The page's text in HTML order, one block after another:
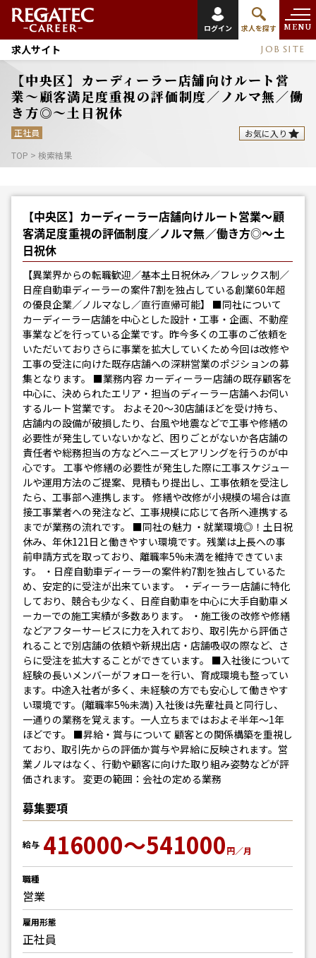
ログイン 求人を探す MENU
求人サイト JOB SITE
【中央区】カーディーラー店舗向けルート営
業〜顧客満足度重視の評価制度／ノルマ無／働
き方◎〜土日祝休
正社員
お気に入り
TOP > 検索結果
【中央区】カーディーラー店舗向けルート営業〜顧
客満足度重視の評価制度／ノルマ無／働き方◎〜土
日祝休
【異業界からの転職歓迎／基本土日祝休み／フレックス制／
日産自動車ディーラーの案件7割を独占している創業60年超
の優良企業／ノルマなし／直行直帰可能】 ■同社について
カーディーラー店舗を中心とした設計・工事・企画、不動産
事業などを行っている企業です。昨今多くの工事のご依頼を
いただいておりさらに事業を拡大していくため今回は改修や
工事の受注に向けた既存店舗への深耕営業のポジションの募
集となります。 ■業務内容 カーディーラー店舗の既存顧客を
中心に、決められたエリア・担当のディーラー店舗へお伺い
するルート営業です。 およそ20〜30店舗ほどを受け持ち、
店舗内の設備が破損したり、台風や地震などで工事や修繕の
必要性が発生していないかなど、困りごとがないか各店舗の
責任者や総務担当の方などへニーズヒアリングを行うのが中
心です。 工事や修繕の必要性が発生した際に工事スケジュー
ルや運用方法のご提案、見積もり提出し、工事依頼を受注し
たら、工事部へ連携します。 修繕や改修が小規模の場合は直
接工事業者への発注など、工事規模に応じて各所へ連携する
までが業務の流れです。 ■同社の魅力 ・就業環境◎！土日祝
休み、年休121日と働きやすい環境です。残業は上長への事
前申請方式を取っており、離職率5%未満を維持できていま
す。 ・日産自動車ディーラーの案件約7割を独占しているた
め、安定的に受注が出来ています。 ・ディーラー店舗に特化
しており、競合も少なく、日産自動車を中心に大手自動車メ
ーカーでの施工実績が多数あります。 ・施工後の改修や修繕
などアフターサービスに力を入れており、取引先から評価さ
れることで別店舗の依頼や新規出店・店舗吸収の際など、さ
らに受注を拡大することができています。 ■入社後について
経験の長いメンバーがフォローを行い、育成環境も整ってい
ます。中途入社者が多く、未経験の方でも安心して働きやす
い環境です。(離職率5%未満) 入社後は先輩社員と同行し、
一通りの業務を覚えます。一人立ちまではおよそ半年〜1年
ほどです。 ■昇給・賞与について 顧客との関係構築を重視し
ており、取引先からの評価か賞与や昇給に反映されます。営
業ノルマはなく、行動や顧客に向けた取り組み姿勢などが評
価されます。 変更の範囲：会社の定める業務
募集要項
給与 416000～541000円／月
職種
営業
雇用形態
正社員